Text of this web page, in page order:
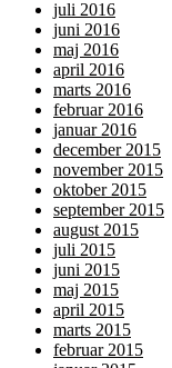
juli 2016
juni 2016
maj 2016
april 2016
marts 2016
februar 2016
januar 2016
december 2015
november 2015
oktober 2015
september 2015
august 2015
juli 2015
juni 2015
maj 2015
april 2015
marts 2015
februar 2015